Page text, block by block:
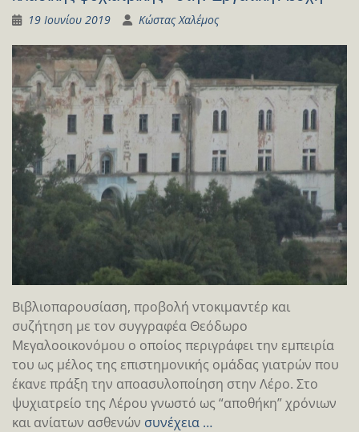
19 Ιουνίου 2019 Κώστας Χαλέμος
Βιβλιοπαρουσίαση, προβολή ντοκιμαντέρ και
συζήτηση με τον συγγραφέα Θεόδωρο
Μεγαλοοικονόμου ο οποίος περιγράφει την εμπειρία
του ως μέλος της επιστημονικής ομάδας γιατρών που
έκανε πράξη την αποασυλοποίηση στην Λέρο. Στο
ψυχιατρείο της Λέρου γνωστό ως “αποθήκη” χρόνιων
και ανίατων ασθενών συνέχεια …